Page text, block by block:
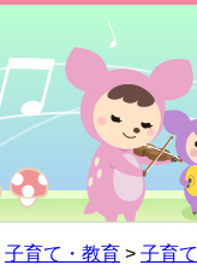
子育て・教育 > 子育て